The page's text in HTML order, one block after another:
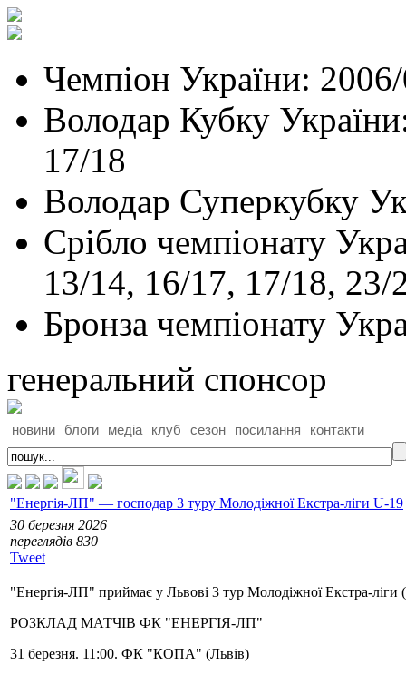
Чемпіон України:
Володар Кубку
17/18
Володар Суперкубку
Срібло чемпіонату
13/14, 16/17, 17/18, 23/
Бронза чемпіонату
генеральний спонсор
новини блоги медіа клуб сезон посилання контакти
"Енергія-ЛП" — господар 3 туру Молодіжної Екстра-ліги U-19
30 березня 2026
переглядiв 830
Tweet
"Енергія-ЛП" приймає у Львові 3 тур Молодіжної Екстра-ліги
РОЗКЛАД МАТЧІВ ФК "ЕНЕРГІЯ-ЛП"
31 березня. 11:00. ФК "КОПА" (Львів)